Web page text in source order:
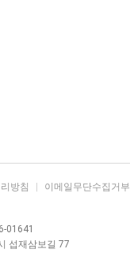
방침 이메일무단수집거부
01641
섭재삼보길 77